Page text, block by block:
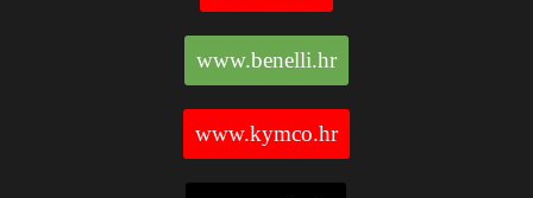
www.benelli.hr
www.kymco.hr